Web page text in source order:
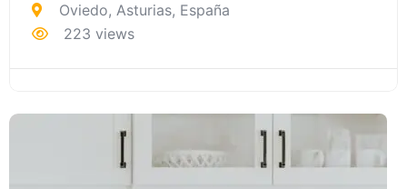
Oviedo, Asturias, España
223 views